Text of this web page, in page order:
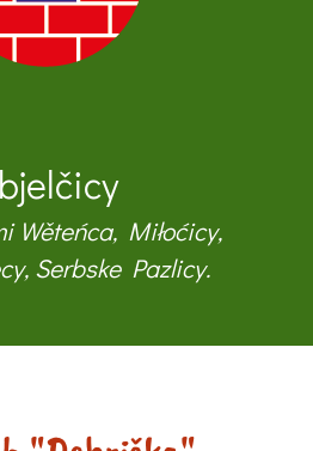
Wěteńca, Miłoćicy,
Serbske Pazlicy.